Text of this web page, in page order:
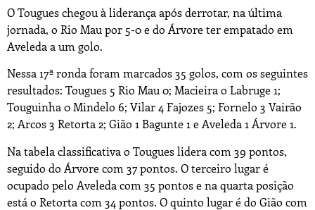
O Tougues chegou à liderança após derrotar, na última
jornada, o Rio Mau por 5-0 e do Árvore ter empatado em
Aveleda a um golo.
Nessa 17ª ronda foram marcados 35 golos, com os seguintes
resultados: Tougues 5 Rio Mau 0; Macieira o Labruge 1;
Touguinha 0 Mindelo 6; Vilar 4 Fajozes 5; Fornelo 3 Vairão
2; Arcos 3 Retorta 2; Gião 1 Bagunte 1 e Aveleda 1 Árvore 1.
Na tabela classificativa o Tougues lidera com 39 pontos,
seguido do Árvore com 37 pontos. O terceiro lugar é
ocupado pelo Aveleda com 35 pontos e na quarta posição
está o Retorta com 34 pontos. O quinto lugar é do Gião com